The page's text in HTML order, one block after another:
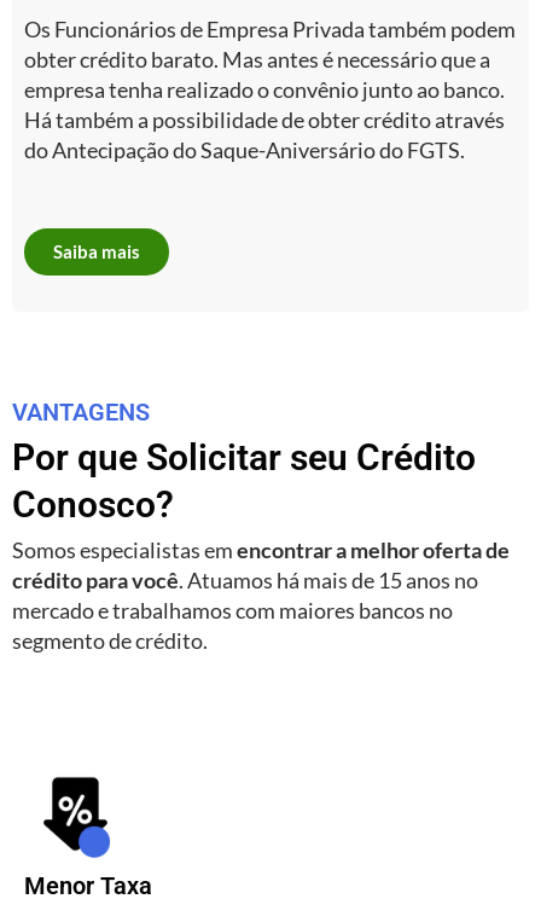
Os Funcionários de Empresa Privada também podem
obter crédito barato. Mas antes é necessário que a
empresa tenha realizado o convênio junto ao banco.
Há também a possibilidade de obter crédito através
do Antecipação do Saque-Aniversário do FGTS.
Saiba mais
VANTAGENS
Por que Solicitar seu Crédito
Conosco?
Somos especialistas emencontrar a melhor oferta de
crédito para você. Atuamos há mais de 15 anos no
mercado e trabalhamos com maiores bancos no
segmento de crédito.
Menor Taxa